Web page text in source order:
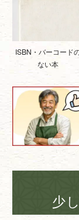
ISBN・バーコード
ない本
少